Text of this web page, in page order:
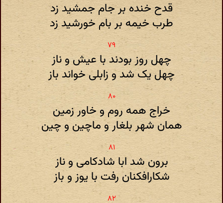
قدح خنده بر جام جمشید زد
طرب خیمه بر بام خورشید زد
چهل روز بودند با عیش و ناز
چهل یک شد و زابلی خواند باز
خراج همه روم و خاور زمین
همان شهر بلغار و ماچین و چین
برون شد ابا شادکامی و ناز
شکارافکنان رفت با یوز و باز